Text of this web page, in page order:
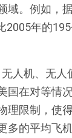
域。例如，
年的
无人机、无
国在对等情
理限制，使
多的平均飞